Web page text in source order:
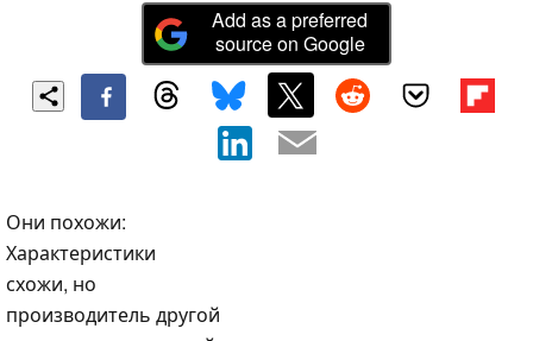
Add as a preferred
source on Google
Они похожи:
Характеристики
схожи, но
производитель другой